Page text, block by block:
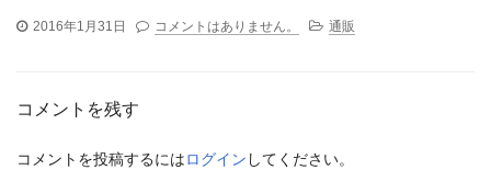
2016年1月31日 コメントはありません。 通販
コメントを残す
コメントを投稿するにはログイン してください。